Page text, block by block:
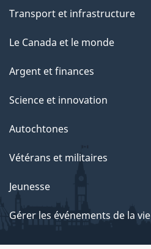
Transport et infrastructure
Le Canada et le monde
Argent et finances
Science et innovation
Autochtones
Vétérans et militaires
Jeunesse
Gérer les événements de la vie